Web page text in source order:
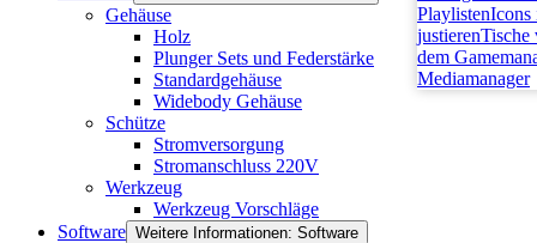
Gehäuse
Holz
Plunger Sets und Federstärke
Standardgehäuse
Widebody Gehäuse
Schütze
Stromversorgung
Stromanschluss 220V
Werkzeug
Werkzeug Vorschläge
Software Weitere Informationen: Software
PlaylistenIcons
justierenTische
dem
Mediamanager